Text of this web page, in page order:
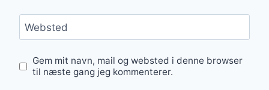
Websted
Gem mit navn, mail og websted i denne browser
til næste gang jeg kommenterer.